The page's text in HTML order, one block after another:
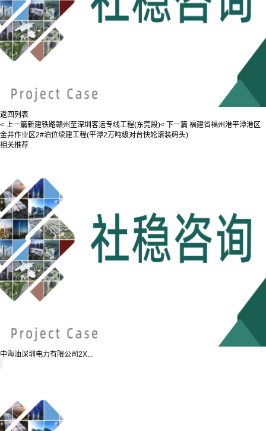
返回列表
< 上一篇新建铁路赣州至深圳客运专线工程(东莞段)< 下一篇 福建省福州港平潭港区
金井作业区2#泊位续建工程(平潭2万吨级对台快轮滚装码头)
相关推荐
中海油深圳电力有限公司2X...